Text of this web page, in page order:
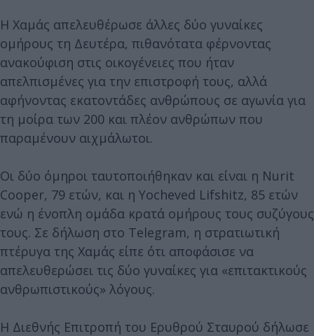
Η Χαμάς απελευθέρωσε άλλες δύο γυναίκες
ομήρους τη Δευτέρα, πιθανότατα φέρνοντας
ανακούφιση στις οικογένειες που ήταν
απελπισμένες για την επιστροφή τους, αλλά
αφήνοντας εκατοντάδες ανθρώπους σε αγωνία για
τη μοίρα των 200 και πλέον ανθρώπων που
παραμένουν αιχμάλωτοι.
Οι δύο όμηροι ταυτοποιήθηκαν και είναι η Nurit
Cooper, 79 ετών, και η Yocheved Lifshitz, 85 ετών
ενώ η ένοπλη ομάδα κρατά ομήρους τους συζύγους
τους. Σε δήλωση στο Telegram, η στρατιωτική
πτέρυγα της Χαμάς είπε ότι αποφάσισε να
απελευθερώσει τις δύο γυναίκες για «επιτακτικούς
ανθρωπιστικούς» λόγους.
Η Διεθνής Επιτροπή του Ερυθρού Σταυρού δήλωσε